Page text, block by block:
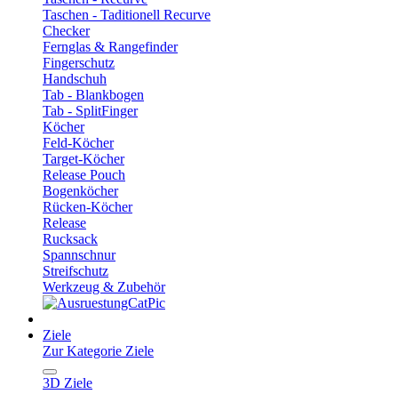
Taschen - Taditionell Recurve
Checker
Fernglas & Rangefinder
Fingerschutz
Handschuh
Tab - Blankbogen
Tab - SplitFinger
Köcher
Feld-Köcher
Target-Köcher
Release Pouch
Bogenköcher
Rücken-Köcher
Release
Rucksack
Spannschnur
Streifschutz
Werkzeug & Zubehör
Ziele
Zur Kategorie Ziele
3D Ziele